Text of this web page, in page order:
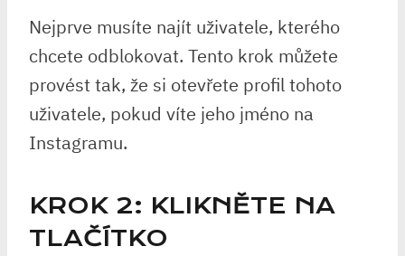
Nejprve musíte najít uživatele, kterého
chcete odblokovat. Tento krok můžete
provést tak, že si otevřete profil tohoto
uživatele, pokud víte jeho jméno na
Instagramu.
KROK 2: KLIKNĚTE NA
TLAČÍTKO